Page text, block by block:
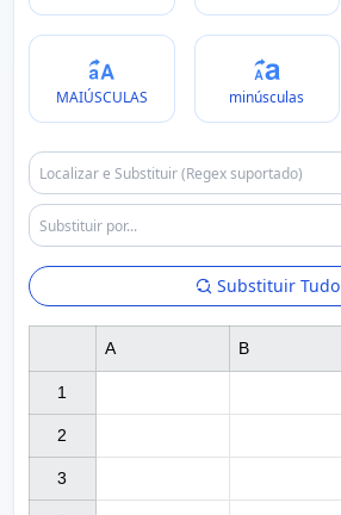
MAIÚSCULAS minúsculas
Substituir Tudo
1
2
3
A B